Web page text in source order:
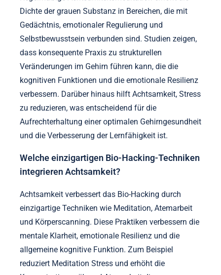
Wie können Achtsamkeitspraktiken die
Neuroplastizität beeinflussen?
Achtsamkeitspraktiken können die Neuroplastizität
signifikant verbessern, indem sie die
Anpassungsfähigkeit des Gehirns fördern.
Regelmäßige Achtsamkeitsmeditation erhöht die
Dichte der grauen Substanz in Bereichen, die mit
Gedächtnis, emotionaler Regulierung und
Selbstbewusstsein verbunden sind. Studien zeigen,
dass konsequente Praxis zu strukturellen
Veränderungen im Gehirn führen kann, die die
kognitiven Funktionen und die emotionale Resilienz
verbessern. Darüber hinaus hilft Achtsamkeit, Stress
zu reduzieren, was entscheidend für die
Aufrechterhaltung einer optimalen Gehirngesundheit
und die Verbesserung der Lernfähigkeit ist.
Welche einzigartigen Bio-Hacking-Techniken
integrieren Achtsamkeit?